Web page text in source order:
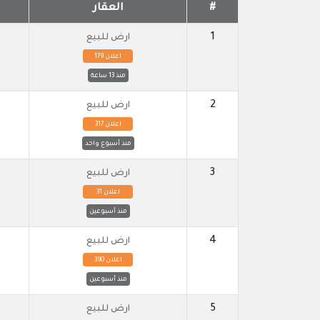
# العقار
1 ارض للبيع
اعلان 179
منذ 13 ساعة
2 ارض للبيع
اعلان 317
منذ أسبوع واحد
3 ارض للبيع
اعلان 31
منذ أسبوعين
4 ارض للبيع
اعلان 390
منذ أسبوعين
5 ارض للبيع